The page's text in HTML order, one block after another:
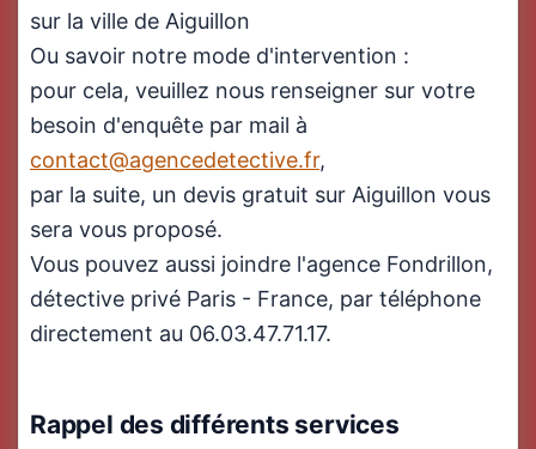
sur la ville de Aiguillon
Ou savoir notre mode d'intervention :
pour cela, veuillez nous renseigner sur votre
besoin d'enquête par mail à
contact@agencedetective.fr,
par la suite, un devis gratuit sur Aiguillon vous
sera vous proposé.
Vous pouvez aussi joindre l'agence Fondrillon,
détective privé Paris - France, par téléphone
directement au 06.03.47.71.17.
Rappel des différents services